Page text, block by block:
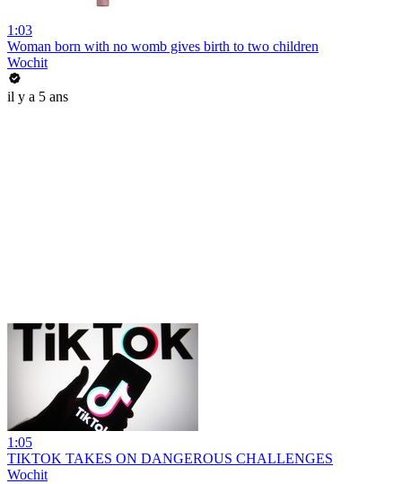
1:03
Woman born with no womb gives birth to two children
Wochit
il y a 5 ans
1:05
TIKTOK TAKES ON DANGEROUS CHALLENGES
Wochit